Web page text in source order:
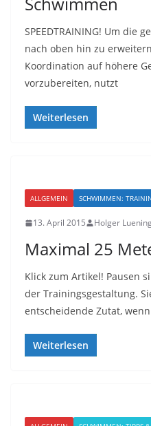
SPEEDTRAINING! Um die
nach oben hin zu
Koordination auf höhere
vorzubereiten, nutzt
Weiterlesen
ALLGEMEIN SCHWIMMEN:
13. April 2015 Holger
Maximal 25
Klick zum Artikel! Pausen
der Trainingsgestaltung.
entscheidende Zutat,
Weiterlesen